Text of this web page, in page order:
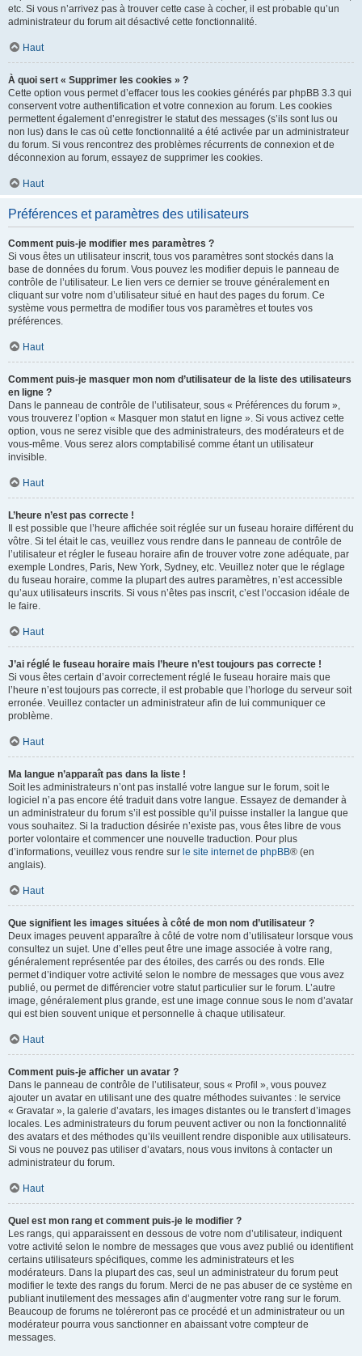
etc. Si vous n’arrivez pas à trouver cette case à cocher, il est probable qu’un
administrateur du forum ait désactivé cette fonctionnalité.
Haut
À quoi sert « Supprimer les cookies » ?
Cette option vous permet d’effacer tous les cookies générés par phpBB 3.3 qui
conservent votre authentification et votre connexion au forum. Les cookies
permettent également d’enregistrer le statut des messages (s’ils sont lus ou
non lus) dans le cas où cette fonctionnalité a été activée par un administrateur
du forum. Si vous rencontrez des problèmes récurrents de connexion et de
déconnexion au forum, essayez de supprimer les cookies.
Haut
Préférences et paramètres des utilisateurs
Comment puis-je modifier mes paramètres ?
Si vous êtes un utilisateur inscrit, tous vos paramètres sont stockés dans la
base de données du forum. Vous pouvez les modifier depuis le panneau de
contrôle de l’utilisateur. Le lien vers ce dernier se trouve généralement en
cliquant sur votre nom d’utilisateur situé en haut des pages du forum. Ce
système vous permettra de modifier tous vos paramètres et toutes vos
préférences.
Haut
Comment puis-je masquer mon nom d’utilisateur de la liste des utilisateurs
en ligne ?
Dans le panneau de contrôle de l’utilisateur, sous « Préférences du forum »,
vous trouverez l’option « Masquer mon statut en ligne ». Si vous activez cette
option, vous ne serez visible que des administrateurs, des modérateurs et de
vous-même. Vous serez alors comptabilisé comme étant un utilisateur
invisible.
Haut
L’heure n’est pas correcte !
Il est possible que l’heure affichée soit réglée sur un fuseau horaire différent du
vôtre. Si tel était le cas, veuillez vous rendre dans le panneau de contrôle de
l’utilisateur et régler le fuseau horaire afin de trouver votre zone adéquate, par
exemple Londres, Paris, New York, Sydney, etc. Veuillez noter que le réglage
du fuseau horaire, comme la plupart des autres paramètres, n’est accessible
qu’aux utilisateurs inscrits. Si vous n’êtes pas inscrit, c’est l’occasion idéale de
le faire.
Haut
J’ai réglé le fuseau horaire mais l’heure n’est toujours pas correcte !
Si vous êtes certain d’avoir correctement réglé le fuseau horaire mais que
l’heure n’est toujours pas correcte, il est probable que l’horloge du serveur soit
erronée. Veuillez contacter un administrateur afin de lui communiquer ce
problème.
Haut
Ma langue n’apparaît pas dans la liste !
Soit les administrateurs n’ont pas installé votre langue sur le forum, soit le
logiciel n’a pas encore été traduit dans votre langue. Essayez de demander à
un administrateur du forum s’il est possible qu’il puisse installer la langue que
vous souhaitez. Si la traduction désirée n’existe pas, vous êtes libre de vous
porter volontaire et commencer une nouvelle traduction. Pour plus
d’informations, veuillez vous rendre sur le site internet de phpBB® (en
anglais).
Haut
Que signifient les images situées à côté de mon nom d’utilisateur ?
Deux images peuvent apparaître à côté de votre nom d’utilisateur lorsque vous
consultez un sujet. Une d’elles peut être une image associée à votre rang,
généralement représentée par des étoiles, des carrés ou des ronds. Elle
permet d’indiquer votre activité selon le nombre de messages que vous avez
publié, ou permet de différencier votre statut particulier sur le forum. L’autre
image, généralement plus grande, est une image connue sous le nom d’avatar
qui est bien souvent unique et personnelle à chaque utilisateur.
Haut
Comment puis-je afficher un avatar ?
Dans le panneau de contrôle de l’utilisateur, sous « Profil », vous pouvez
ajouter un avatar en utilisant une des quatre méthodes suivantes : le service
« Gravatar », la galerie d’avatars, les images distantes ou le transfert d’images
locales. Les administrateurs du forum peuvent activer ou non la fonctionnalité
des avatars et des méthodes qu’ils veuillent rendre disponible aux utilisateurs.
Si vous ne pouvez pas utiliser d’avatars, nous vous invitons à contacter un
administrateur du forum.
Haut
Quel est mon rang et comment puis-je le modifier ?
Les rangs, qui apparaissent en dessous de votre nom d’utilisateur, indiquent
votre activité selon le nombre de messages que vous avez publié ou identifient
certains utilisateurs spécifiques, comme les administrateurs et les
modérateurs. Dans la plupart des cas, seul un administrateur du forum peut
modifier le texte des rangs du forum. Merci de ne pas abuser de ce système en
publiant inutilement des messages afin d’augmenter votre rang sur le forum.
Beaucoup de forums ne toléreront pas ce procédé et un administrateur ou un
modérateur pourra vous sanctionner en abaissant votre compteur de
messages.